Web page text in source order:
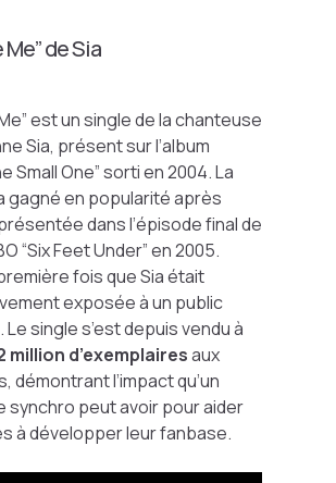
de Sia
est un single de la chanteuse
Sia, présent sur l’album
Small One” sorti en 2004. La
gagné en popularité après
dans l’épisode final de
“Six Feet Under” en 2005.
fois que Sia était
exposée à un public
Le single s’est depuis vendu à
million d’exemplairesaux
démontrant l’impact qu’un
synchro peut avoir pour aider
à développer leur fanbase.